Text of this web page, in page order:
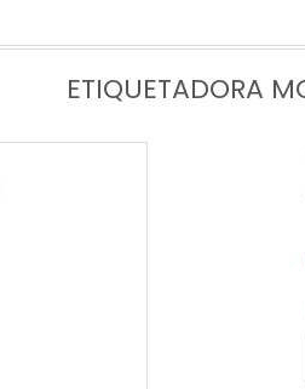
ETIQUETADORA